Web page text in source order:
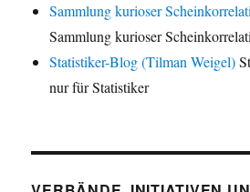
Sammlung kurioser
Sammlung kurioser
Statistiker-Blog (Tilman Weigel)
nur für Statistiker